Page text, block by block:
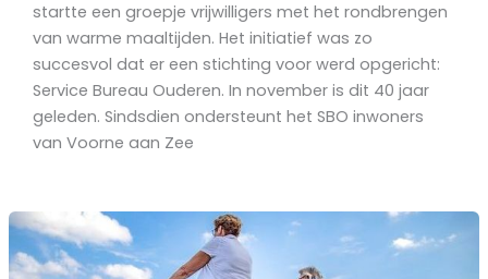
startte een groepje vrijwilligers met het rondbrengen
van warme maaltijden. Het initiatief was zo
succesvol dat er een stichting voor werd opgericht:
Service Bureau Ouderen. In november is dit 40 jaar
geleden. Sindsdien ondersteunt het SBO inwoners
van Voorne aan Zee